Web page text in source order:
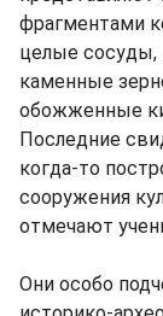
фрагментами
целые сосуды,
каменные
обожженные
Последние
когда-то
сооружения
отмечают
Они особо